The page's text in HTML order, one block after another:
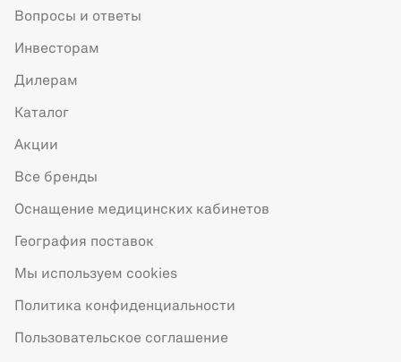
Вопросы и ответы
Инвесторам
Дилерам
Каталог
Акции
Все бренды
Оснащение медицинских кабинетов
География поставок
Мы используем cookies
Политика конфиденциальности
Пользовательское соглашение